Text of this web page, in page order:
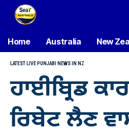
Home Australia New
LATEST LIVE PUNJABI NEWS IN NZ
ਹਾਈਬ੍ਰਿਡ
ਰਿਬੇਟ ਲੈਣ